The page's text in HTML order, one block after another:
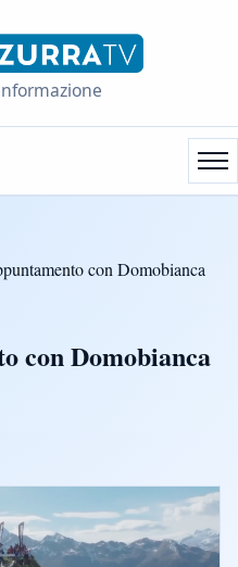
con Domobianca
con Domobianca